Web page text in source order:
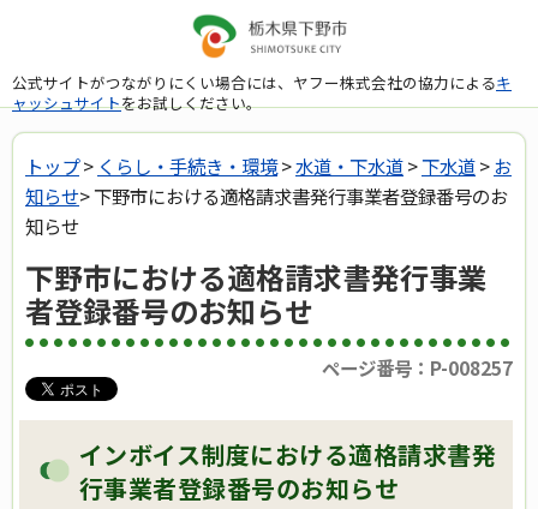
公式サイトがつながりにくい場合には、ヤフー株式会社の協力によるキ
ャッシュサイトをお試しください。
トップ> くらし・手続き・環境>水道・下水道>下水道>お
知らせ> 下野市における適格請求書発行事業者登録番号のお
知らせ
下野市における適格請求書発行事業
者登録番号のお知らせ
ページ番号：P-008257
インボイス制度における適格請求書発
行事業者登録番号のお知らせ